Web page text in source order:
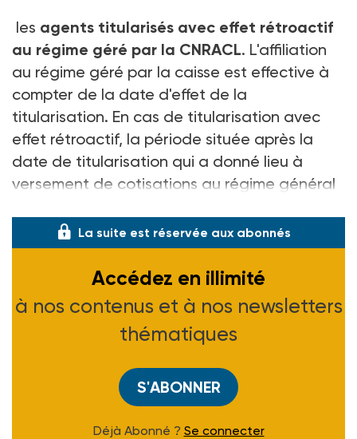
les agents titularisés avec effet rétroactif
au régime géré par la CNRACL. L'affiliation
au régime géré par la caisse est effective à
compter de la date d'effet de la
titularisation. En cas de titularisation avec
effet rétroactif, la période située après la
date de titularisation qui a donné lieu à
versement de cotisations au régime général
La suite est réservée aux abonnés
Accédez en illimité
à nos contenus et à nos newsletters
thématiques
S'ABONNER
Déjà Abonné ? Se connecter